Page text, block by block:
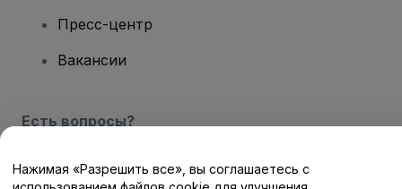
Пресс-центр
Вакансии
Есть вопросы?
Центр помощи / Свяжитесь с нами
Нажимая «Разрешить все», вы соглашаетесь с